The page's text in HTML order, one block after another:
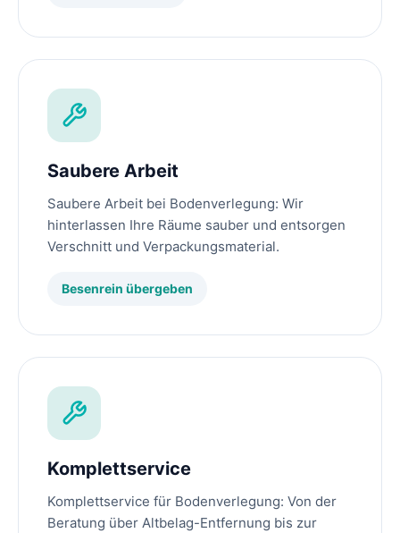
Saubere Arbeit
Saubere Arbeit bei Bodenverlegung: Wir
hinterlassen Ihre Räume sauber und entsorgen
Verschnitt und Verpackungsmaterial.
Besenrein übergeben
Komplettservice
Komplettservice für Bodenverlegung: Von der
Beratung über Altbelag-Entfernung bis zur